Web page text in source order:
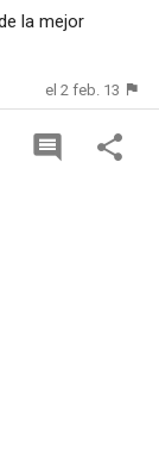
la mejor
el 2 feb. 13